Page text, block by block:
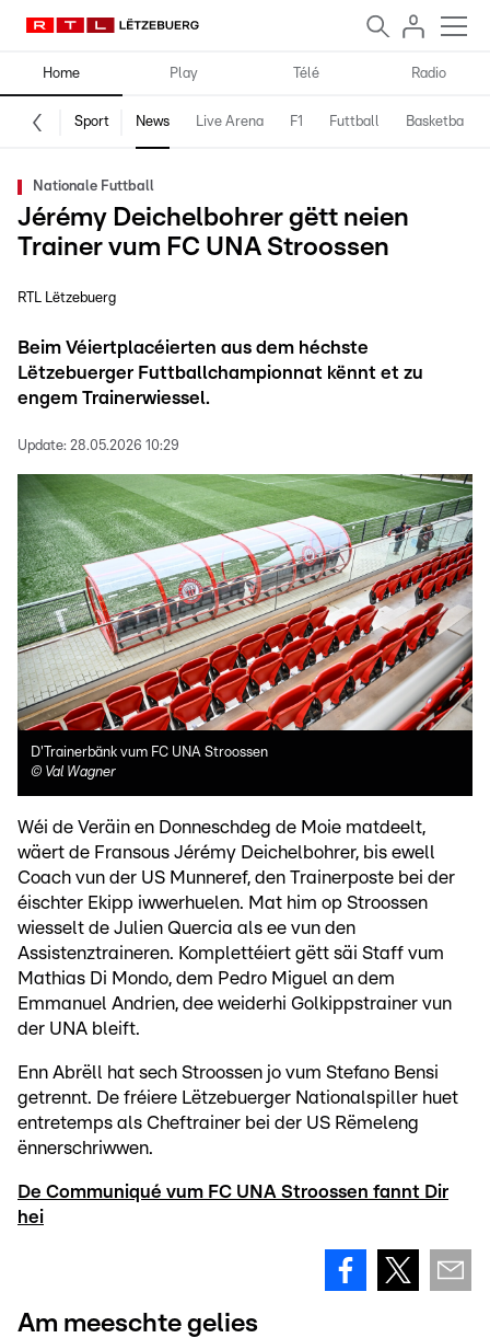
Home Play Télé Radio
Sport News Live Arena F1 Futtball Basketball
Nationale Futtball
Jérémy Deichelbohrer gëtt neien
Trainer vum FC UNA Stroossen
RTL Lëtzebuerg
Beim Véiertplacéierten aus dem héchste
Lëtzebuerger Futtballchampionnat kënnt et zu
engem Trainerwiessel.
Update: 28.05.2026 10:29
D'Trainerbänk vum FC UNA Stroossen
© Val Wagner
Wéi de Veräin en Donneschdeg de Moie matdeelt,
wäert de Fransous Jérémy Deichelbohrer, bis ewell
Coach vun der US Munneref, den Trainerposte bei der
éischter Ekipp iwwerhuelen. Mat him op Stroossen
wiesselt de Julien Quercia als ee vun den
Assistenztraineren. Komplettéiert gëtt säi Staff vum
Mathias Di Mondo, dem Pedro Miguel an dem
Emmanuel Andrien, dee weiderhi Golkippstrainer vun
der UNA bleift.
Enn Abrëll hat sech Stroossen jo vum Stefano Bensi
getrennt. De fréiere Lëtzebuerger Nationalspiller huet
entretemps als Cheftrainer bei der US Rëmeleng
ënnerschriwwen.
De Communiqué vum FC UNA Stroossen fannt Dir
hei
Am meeschte gelies